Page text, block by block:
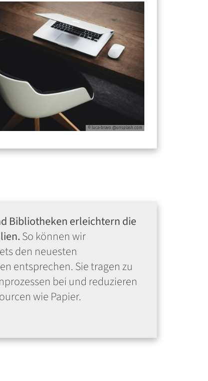
© luca-bravo @unsplash.com
Bibliotheken erleichtern die
So können wir
den neuesten
entsprechen. Sie tragen zu
bei und reduzieren
wie Papier.